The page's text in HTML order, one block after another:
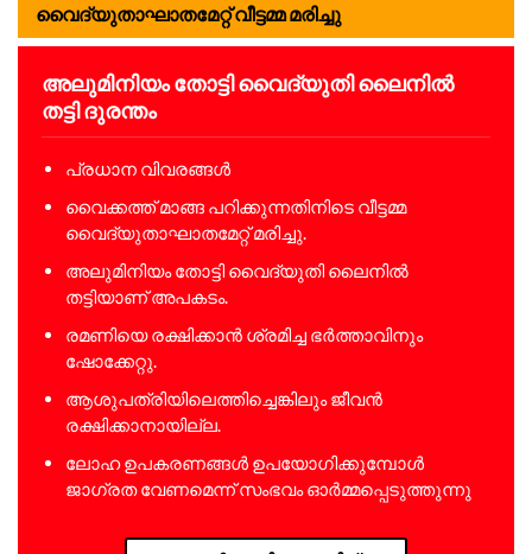
വൈദ്യുതാഘാതമേറ്റ് വീട്ടമ്മ മരിച്ചു
അലുമിനിയം തോട്ടി വൈദ്യുതി ലൈനിൽ
തട്ടി ദുരന്തം
പ്രധാന വിവരങ്ങൾ
വൈക്കത്ത് മാങ്ങ പറിക്കുന്നതിനിടെ വീട്ടമ്മ
വൈദ്യുതാഘാതമേറ്റ് മരിച്ചു.
അലുമിനിയം തോട്ടി വൈദ്യുതി ലൈനിൽ
തട്ടിയാണ് അപകടം.
രമണിയെ രക്ഷിക്കാൻ ശ്രമിച്ച ഭർത്താവിനും
ഷോക്കേറ്റു.
ആശുപത്രിയിലെത്തിച്ചെങ്കിലും ജീവൻ
രക്ഷിക്കാനായില്ല.
ലോഹ ഉപകരണങ്ങൾ ഉപയോഗിക്കുമ്പോൾ
ജാഗ്രത വേണമെന്ന് സംഭവം ഓർമ്മപ്പെടുത്തുന്നു